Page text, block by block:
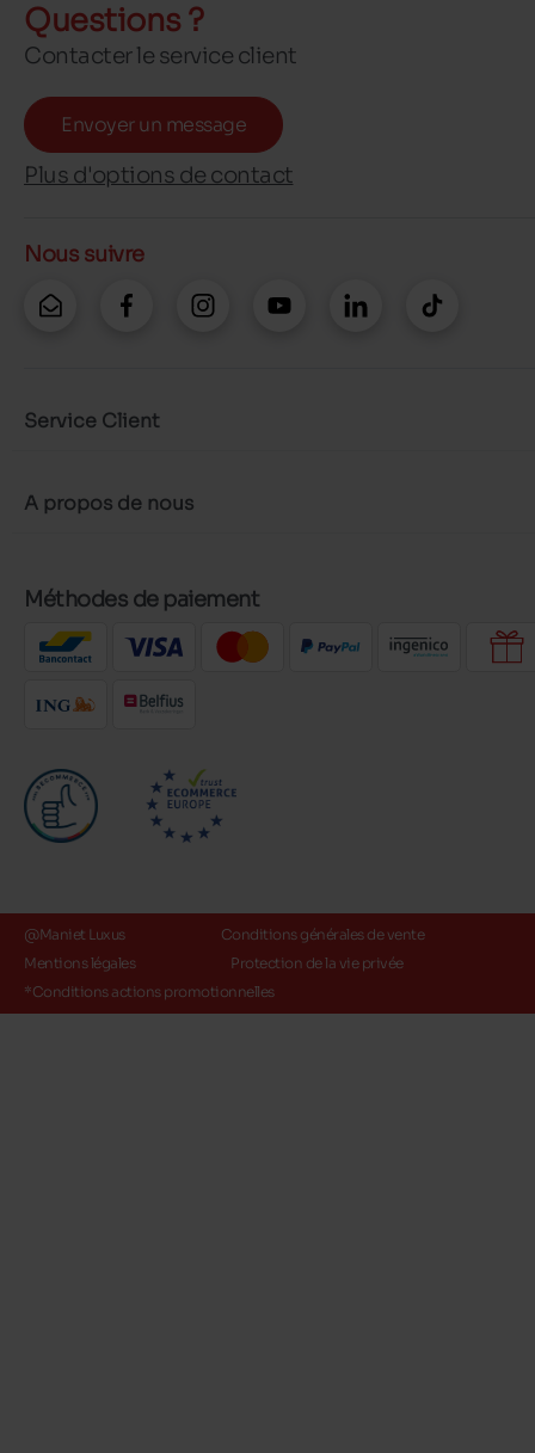
Questions ?
Contacter le service client
Envoyer un message
Plus d'options de contact
Nous suivre
Service Client
A propos de nous
Méthodes de paiement
@Maniet Luxus
Conditions générales de vente
Mentions légales
Protection de la vie privée
*Conditions actions promotionnelles